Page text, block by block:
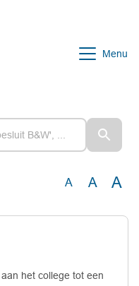
Menu
A A A
het college tot een